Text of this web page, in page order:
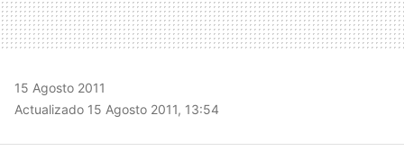
15 Agosto 2011
Actualizado 15 Agosto 2011, 13:54